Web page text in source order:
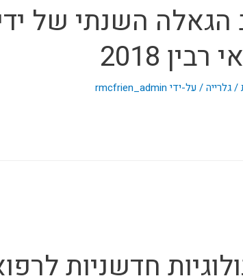
הגאלה השנתי של
2018
/גלרייה/ על-ידיrmcfrien_admin
חדשניות